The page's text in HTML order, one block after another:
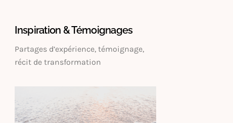
Inspiration & Témoignages
Partages d’expérience, témoignage,
récit de transformation